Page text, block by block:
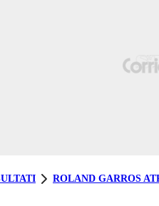
ROLAND GARROS